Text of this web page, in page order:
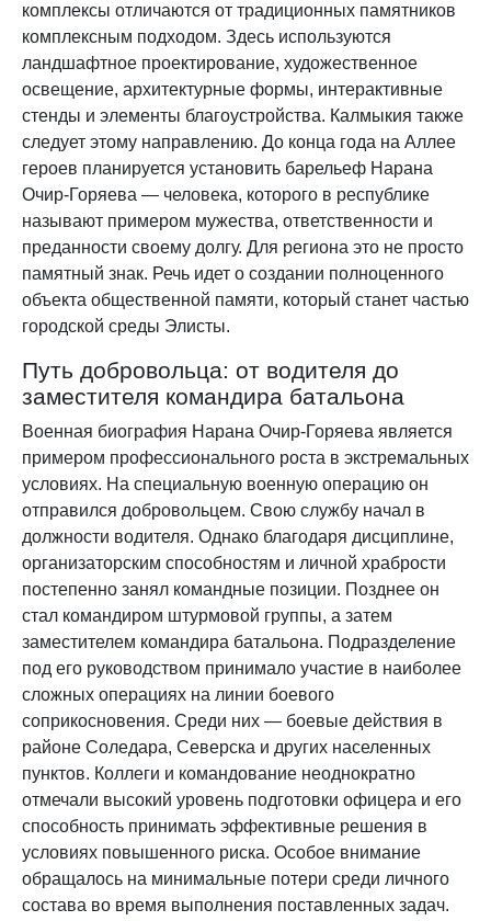
комплексы отличаются от традиционных памятников
комплексным подходом. Здесь используются
ландшафтное проектирование, художественное
освещение, архитектурные формы, интерактивные
стенды и элементы благоустройства. Калмыкия также
следует этому направлению. До конца года на Аллее
героев планируется установить барельеф Нарана
Очир-Горяева — человека, которого в республике
называют примером мужества, ответственности и
преданности своему долгу. Для региона это не просто
памятный знак. Речь идет о создании полноценного
объекта общественной памяти, который станет частью
городской среды Элисты.
Путь добровольца: от водителя до
заместителя командира батальона
Военная биография Нарана Очир-Горяева является
примером профессионального роста в экстремальных
условиях. На специальную военную операцию он
отправился добровольцем. Свою службу начал в
должности водителя. Однако благодаря дисциплине,
организаторским способностям и личной храбрости
постепенно занял командные позиции. Позднее он
стал командиром штурмовой группы, а затем
заместителем командира батальона. Подразделение
под его руководством принимало участие в наиболее
сложных операциях на линии боевого
соприкосновения. Среди них — боевые действия в
районе Соледара, Северска и других населенных
пунктов. Коллеги и командование неоднократно
отмечали высокий уровень подготовки офицера и его
способность принимать эффективные решения в
условиях повышенного риска. Особое внимание
обращалось на минимальные потери среди личного
состава во время выполнения поставленных задач.